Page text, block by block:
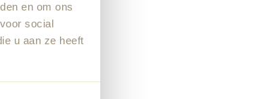
en om ons
social
u aan ze heeft